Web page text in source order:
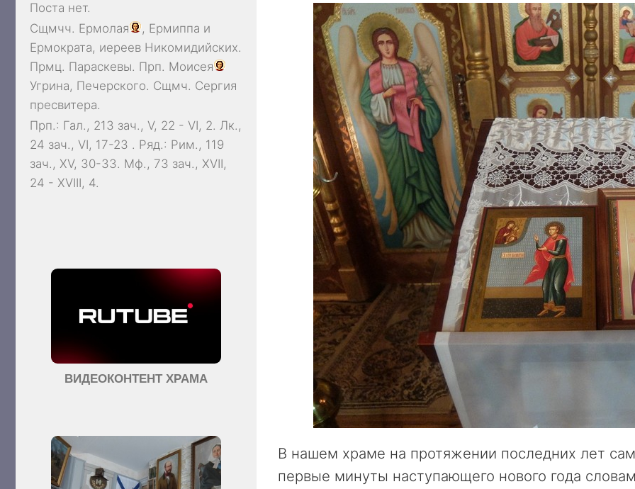
В нашем храме на протяжении последних лет
первые минуты наступающего нового года
Поста нет.
Сщмчч. Ермолая , Ермиппа и
Ермократа, иереев Никомидийских.
Прмц. Параскевы. Прп. Моисея
Угрина, Печерского. Сщмч. Сергия
пресвитера.
Прп.: Гал., 213 зач., V, 22 - VI, 2. Лк.,
24 зач., VI, 17-23 . Ряд.: Рим., 119
зач., XV, 30-33. Мф., 73 зач., XVII,
24 - XVIII, 4.
ВИДЕОКОНТЕНТ ХРАМА